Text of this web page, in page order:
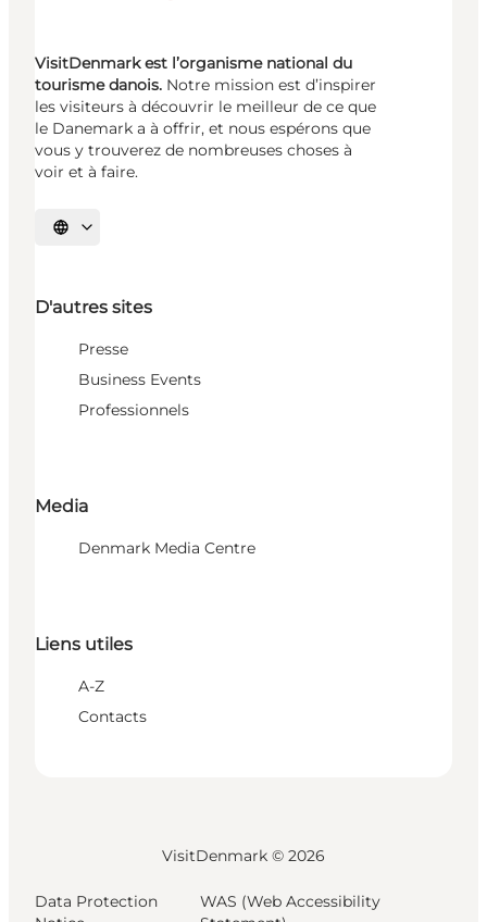
VisitDenmark est l’organisme national du
tourisme danois. Notre mission est d’inspirer
les visiteurs à découvrir le meilleur de ce que
le Danemark a à offrir, et nous espérons que
vous y trouverez de nombreuses choses à
voir et à faire.
Choisissez la langue
D'autres sites
Presse
Business Events
Professionnels
Media
Denmark Media Centre
Liens utiles
A-Z
Contacts
VisitDenmark © 2026
Data Protection
WAS (Web Accessibility